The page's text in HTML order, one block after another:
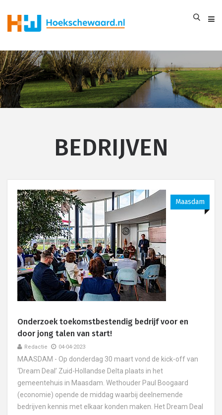
BEDRIJVEN
Maasdam
Onderzoek toekomstbestendig bedrijf voor en
door jong talen van start!
Redactie 04-04-2023
MAASDAM - Op donderdag 30 maart vond de kick-off van
‘Dream Deal’ Zuid-Hollandse Delta plaats in het
gemeentehuis in Maasdam. Wethouder Paul Boogaard
(economie) opende de middag waarbij deelnemende
bedrijven kennis met elkaar konden maken. Het Dream Deal